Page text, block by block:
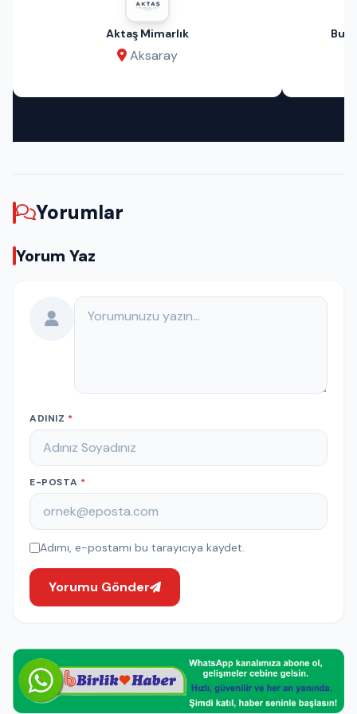
Aktaş Mimarlık
Aksaray
Bu
Yorumlar
Yorum Yaz
Yorumunuz
ADINIZ *
E-POSTA *
Adımı, e-postamı bu tarayıcıya kaydet.
Yorumu Gönder